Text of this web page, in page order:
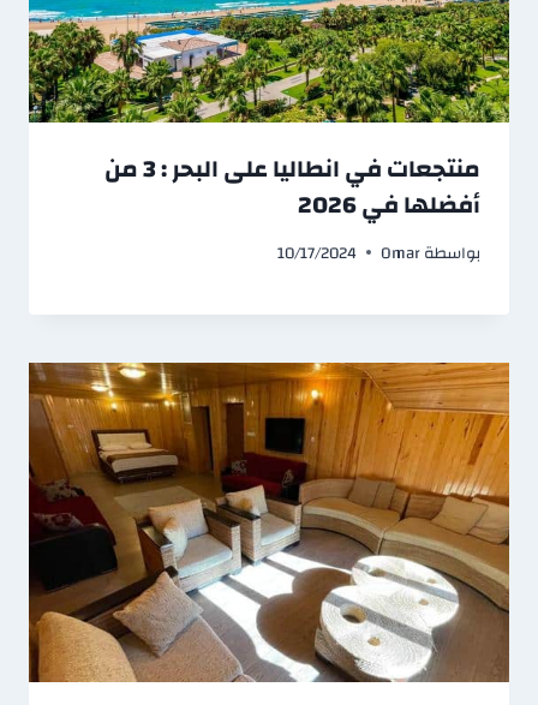
منتجعات في انطاليا على البحر : 3 من
أفضلها في 2026
بواسطةOmar
10/17/2024